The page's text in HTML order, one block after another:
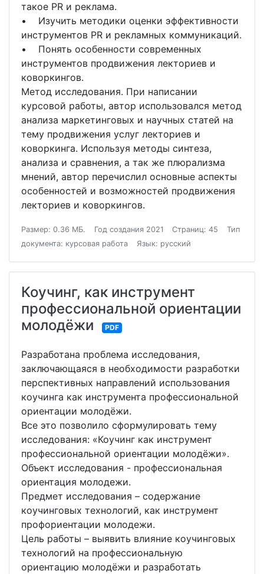
такое PR и реклама.
• Изучить методики оценки эффективности
инструментов PR и рекламных коммуникаций.
• Понять особенности современных
инструментов продвижения лекториев и
коворкингов.
Метод исследования. При написании
курсовой работы, автор использовался метод
анализа маркетинговых и научных статей на
тему продвижения услуг лекториев и
коворкинга. Используя методы синтеза,
анализа и сравнения, а так же плюрализма
мнений, автор перечислил основные аспекты
особенностей и возможностей продвижения
лекториев и коворкингов.
Размер: 0.36 МБ. Год создания 2021 Страниц: 45
Тип
документа: курсовая работа
Язык: русский
Коучинг, как инструмент
профессиональной ориентации
молодёжи
PDF
Разработана проблема исследования,
заключающаяся в необходимости разработки
перспективных направлений использования
коучинга как инструмента профессиональной
ориентации молодёжи.
Все это позволило сформулировать тему
исследования: «Коучинг как инструмент
профессиональной ориентации молодёжи».
Объект исследования - профессиональная
ориентация молодежи.
Предмет исследования – содержание
коучинговых технологий, как инструмент
профориентации молодежи.
Цель работы – выявить влияние коучинговых
технологий на профессиональную
ориентацию молодёжи и разработать